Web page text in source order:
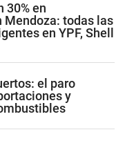
30% en
todas las
en YPF, Shell
el paro
y